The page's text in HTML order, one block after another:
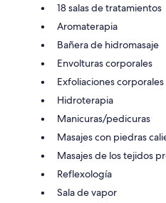
18 salas de tratamientos
Aromaterapia
Bañera de hidromasaje
Envolturas corporales
Exfoliaciones corporales
Hidroterapia
Manicuras/pedicuras
Masajes con piedras
Masajes de los tejidos
Reflexología
Sala de vapor